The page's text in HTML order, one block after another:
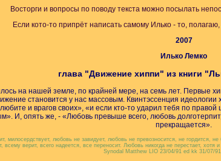
Восторги и вопросы по поводу текста можно посылать
Если кото-то припрёт написать самому Илько - то,
2007
Илько Лемко
глава "Движение хиппи" из книги
на нашей земле, по крайней мере, на семь лет. Первые
становится у нас массовым. Квинтэссенция
и врагов своих», «и если кто-то ударил тебя по
И, опять же, - «Любовь превыше всего, любовь
прекращается».
милосердствует, любовь не завидует, любовь не превозносится, не гордится,
всему верит, всего надеется, все переносит. Любовь никогда не перестает,
Synodal Matthew LIO 23/04/91 ed kk 31/07/